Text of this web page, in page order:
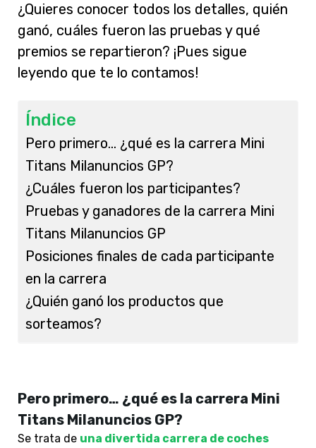
¿Quieres conocer todos los detalles, quién
ganó, cuáles fueron las pruebas y qué
premios se repartieron? ¡Pues sigue
leyendo que te lo contamos!
Índice
Pero primero… ¿qué es la carrera Mini
Titans Milanuncios GP?
¿Cuáles fueron los participantes?
Pruebas y ganadores de la carrera Mini
Titans Milanuncios GP
Posiciones finales de cada participante
en la carrera
¿Quién ganó los productos que
sorteamos?
Pero primero… ¿qué es la carrera Mini
Titans Milanuncios GP?
Se trata de una divertida carrera de coches